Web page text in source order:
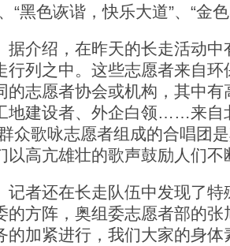
“黑色诙谐，快乐大道”、“金
绍，在昨天的长走活动中
行列之中。这些志愿者来自
的志愿者协会或机构，其中
地建设者、外企白领……来自
众歌咏志愿者组成的合唱团
以高亢雄壮的歌声鼓励人们不
还在长走队伍中发现了特
的方阵，奥组委志愿者部的张
的加紧进行，我们大家的身